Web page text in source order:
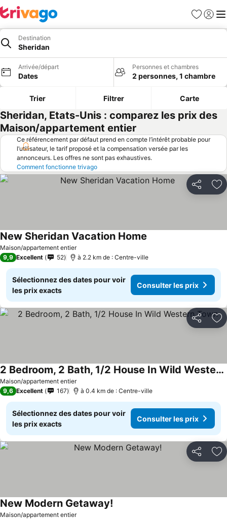
Favoris
Se
Destination
Sheridan
Arrivée/départ
Dates
Personnes et chambres
2 personnes, 1 chambre
Trier Filtrer Carte
Sheridan, Etats-Unis : comparez les prix des
Maison/appartement entier
Ce référencement par défaut prend en compte l’intérêt probable pour
l’utilisateur, le tarif proposé et la compensation versée par les
annonceurs. Les offres ne sont pas exhaustives.
Comment fonctionne trivago
Partager
Maison/appartement entier
New Sheridan Vacation Home
9,9 Excellent 52 à 2.2 km de : Centre-ville
Sélectionnez des dates pour voir
les prix exacts
Consulter les prix
Partager
Maison/appartement entier
2 Bedroom, 2 Bath, 1/2 House In Wild Western Town
9,6 Excellent 167 à 0.4 km de : Centre-ville
Sélectionnez des dates pour voir
les prix exacts
Consulter les prix
Partager
Maison/appartement entier
New Modern Getaway!